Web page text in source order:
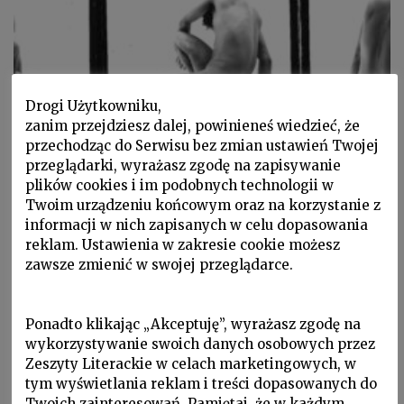
P 2019 nr 4, Palimpsest, Reportaż fotograficzny, Wydarzenia
Wystawa Krzysztofa Junga
w Berlinie –
relacja fotograficzna
Zeichnungen” (Krzysztof Jung. Rysunki) w
berlińskim Schwules Museum (16 III – 1 VII 2019)
Drogi Użytkowniku,
zanim przejdziesz dalej, powinieneś wiedzieć, że
przechodząc do Serwisu bez zmian ustawień Twojej
przeglądarki, wyrażasz zgodę na zapisywanie
plików cookies i im podobnych technologii w
Twoim urządzeniu końcowym oraz na korzystanie z
informacji w nich zapisanych w celu dopasowania
reklam. Ustawienia w zakresie cookie możesz
zawsze zmienić w swojej przeglądarce.
Ponadto klikając „Akceptuję”, wyrażasz zgodę na
wykorzystywanie swoich danych osobowych przez
Zeszyty Literackie w celach marketingowych, w
tym wyświetlania reklam i treści dopasowanych do